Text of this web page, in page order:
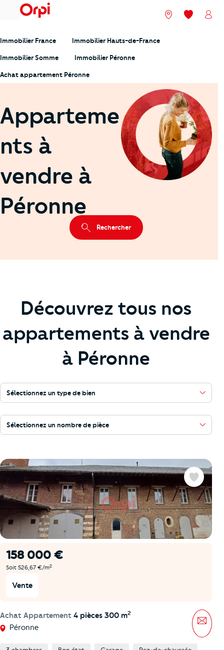
menu Nos agences
Mes
Immobilier France Immobilier Hauts-de-France
Immobilier Somme Immobilier Péronne
Achat appartement Péronne
Apparteme
nts à
vendre à
Péronne
Rechercher
Découvrez tous nos
appartements à vendre
à Péronne
Sélectionnez un type de bien
Sélectionnez un nombre de pièce
158 000 €
Soit 526,67 €/m2
Vente
Achat Appartement 4 pièces 300 m2
Péronne
Favoris